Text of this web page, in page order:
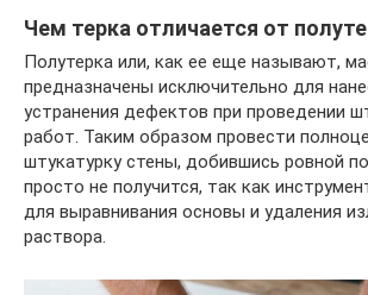
Чем терка отличается от
Полутерка или, как ее еще называют,
предназначены исключительно для
устранения дефектов при проведении
работ. Таким образом провести
штукатурку стены, добившись ровной
просто не получится, так как
для выравнивания основы и удаления
раствора.